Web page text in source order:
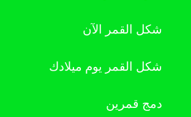
شكل القمر الآن
شكل القمر يوم ميلادك
دمج قمرين